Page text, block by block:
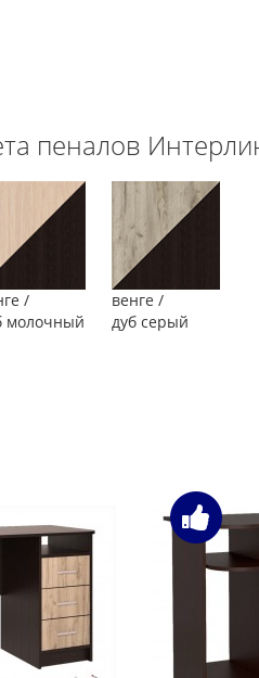
пеналов
/
молочный
венге /
дуб серый